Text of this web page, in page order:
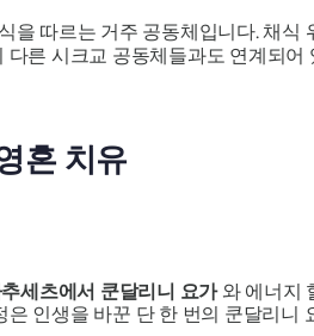
을 따르는 거주 공동체입니다. 채
른 시크교 공동체들과도 연계되어
혼 치유
세츠에서 쿤달리니 요가와 에너지
인생을 바꾼 단 한 번의 쿤달리